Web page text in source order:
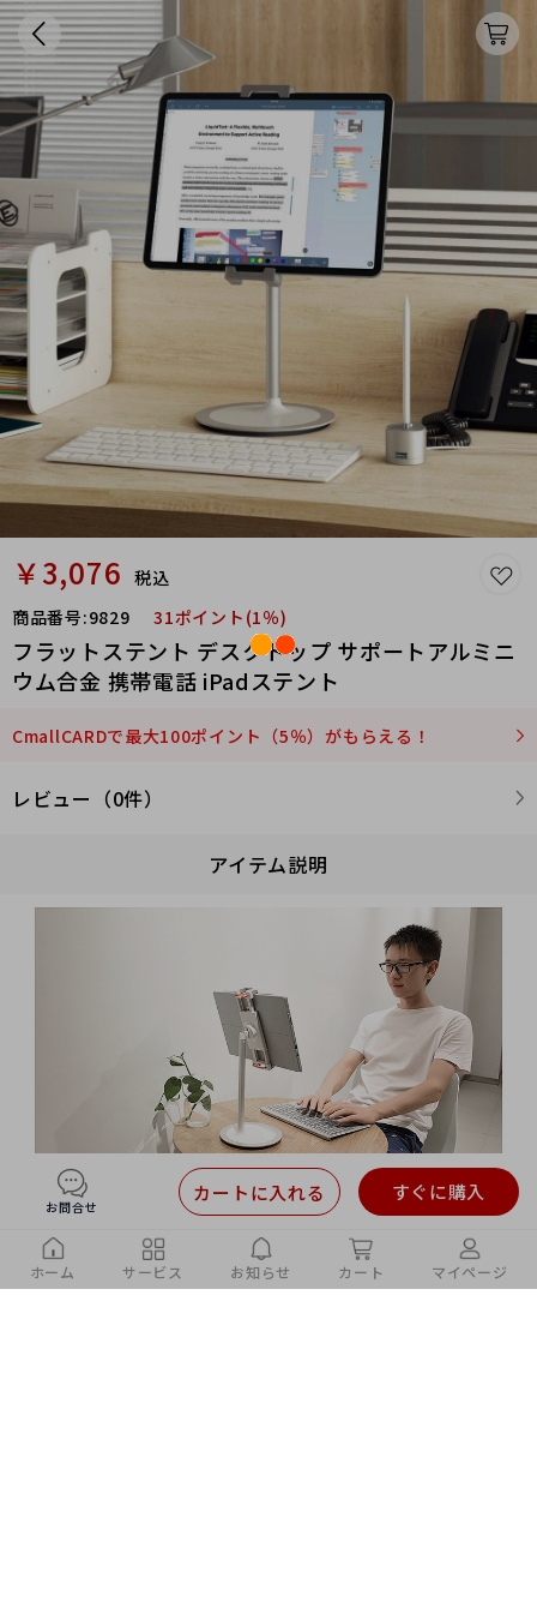
￥3,076 税込
商品番号:9829 31ポイント(1％)
フラットステント デスクトップ サポートアルミニ
ウム合金 携帯電話 iPadステント
CmallCARDで最大100ポイント（5％）がもらえる！
レビュー（0件）
アイテム説明
お問合せ
すぐに購入
カートに入れる
ホーム サービス お知らせ カート マイページ